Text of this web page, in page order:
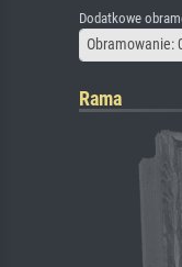
Dodatkowe
Obramowanie:
Rama